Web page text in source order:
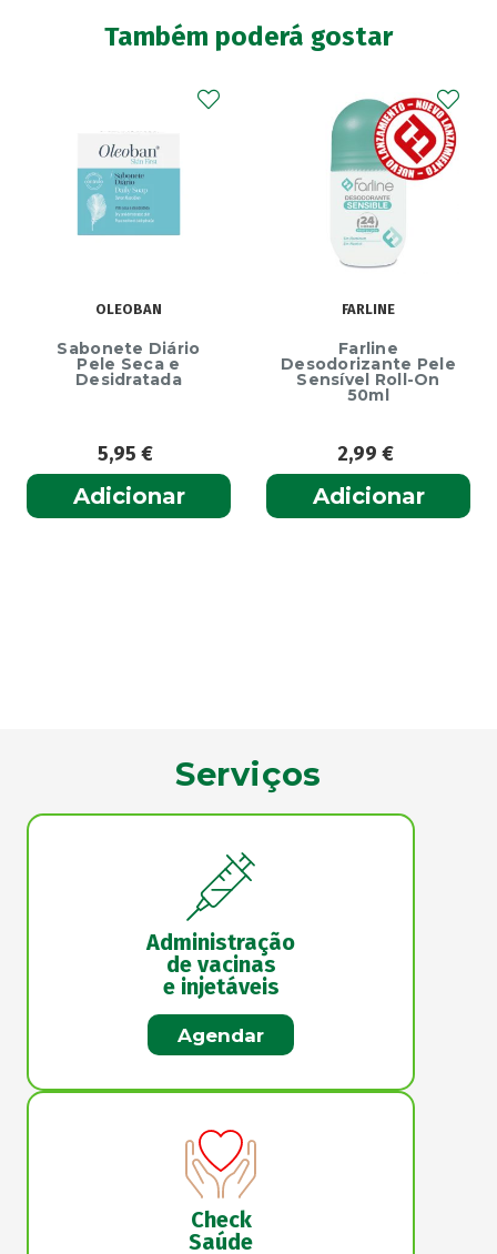
Também poderá gostar
OLEOBAN
Sabonete Diário
Pele Seca e
Desidratada
5,95€
Adicionar
FARLINE
Farline
Desodorizante Pele
Sensível Roll-On
50ml
2,99€
Adicionar
Serviços
Administração
de vacinas
e injetáveis
Agendar
Check
Saúde